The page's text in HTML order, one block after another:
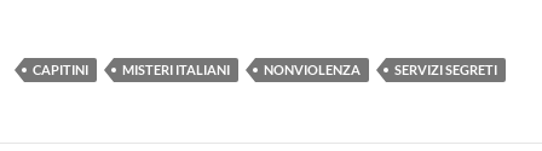
CAPITINI MISTERI ITALIANI NONVIOLENZA SERVIZI SEGRETI